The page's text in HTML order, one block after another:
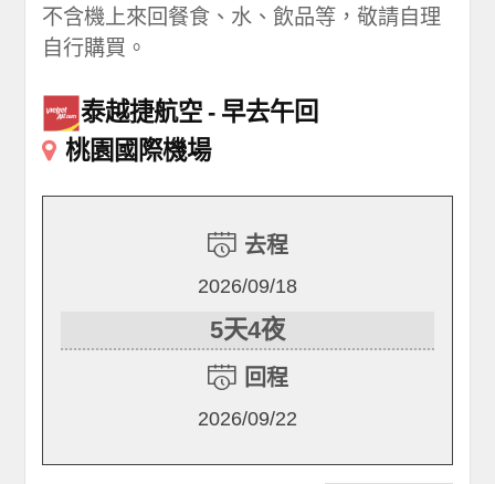
不含機上來回餐食、水、飲品等，敬請自理
自行購買。
泰越捷航空
早去午回
桃園國際機場
去程
2026/09/18
5天4夜
回程
2026/09/22